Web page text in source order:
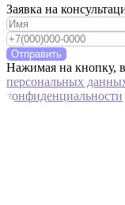
Заявка на
Отправить
Нажимая на кнопку,
персональных
конфиденциальности